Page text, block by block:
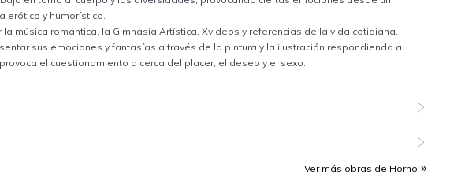
erótico y humorístico.
la música romántica, la Gimnasia Artística, Xvideos y referencias de la vida cotidiana,
sus emociones y fantasías a través de la pintura y la ilustración respondiendo al
Ver más obras de Horno